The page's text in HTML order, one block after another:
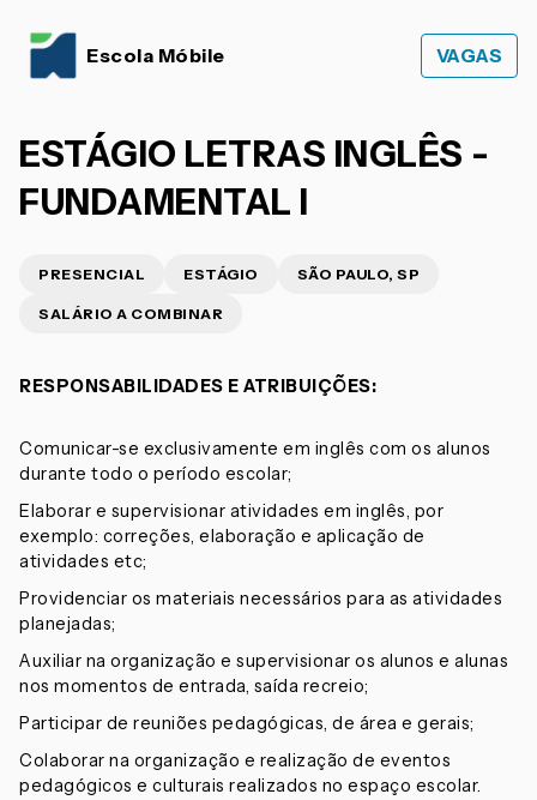
Escola Móbile VAGAS
ESTÁGIO LETRAS INGLÊS -
FUNDAMENTAL I
PRESENCIAL ESTÁGIO SÃO PAULO, SP
SALÁRIO A COMBINAR
RESPONSABILIDADES E ATRIBUIÇÕES:
Comunicar-se exclusivamente em inglês com os alunos
durante todo o período escolar;
Elaborar e supervisionar atividades em inglês, por
exemplo: correções, elaboração e aplicação de
atividades etc;
Providenciar os materiais necessários para as atividades
planejadas;
Auxiliar na organização e supervisionar os alunos e alunas
nos momentos de entrada, saída recreio;
Participar de reuniões pedagógicas, de área e gerais;
Colaborar na organização e realização de eventos
pedagógicos e culturais realizados no espaço escolar.